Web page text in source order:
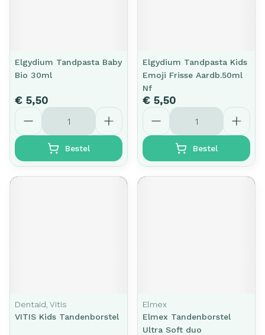
Elgydium Tandpasta Baby
Bio 30ml
€ 5,50
Aantal
Bestel
Elgydium Tandpasta Kids
Emoji Frisse Aardb.50ml
Nf
€ 5,50
Aantal
Bestel
Dentaid, Vitis
VITIS Kids Tandenborstel
Elmex
Elmex Tandenborstel
Ultra Soft duo